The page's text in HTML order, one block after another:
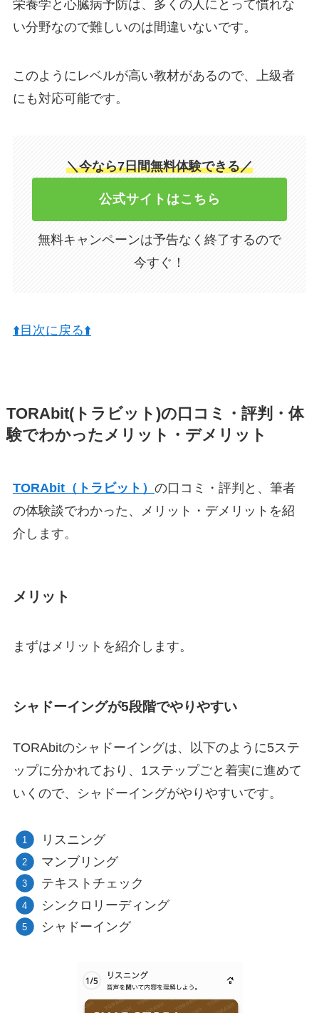
栄養学と心臓病予防は、多くの人にとって慣れな
い分野なので難しいのは間違いないです。
このようにレベルが高い教材があるので、上級者
にも対応可能です。
＼今なら7日間無料体験できる／
公式サイトはこちら
無料キャンペーンは予告なく終了するので
今すぐ！
⬆️目次に戻る⬆️
TORAbit(トラビット)の口コミ・評判・体
験でわかったメリット・デメリット
TORAbit（トラビット） の口コミ・評判と、筆者
の体験談でわかった、メリット・デメリットを紹
介します。
メリット
まずはメリットを紹介します。
シャドーイングが5段階でやりやすい
TORAbitのシャドーイングは、以下のように5ステ
ップに分かれており、1ステップごと着実に進めて
いくので、シャドーイングがやりやすいです。
リスニング
マンブリング
テキストチェック
シンクロリーディング
シャドーイング